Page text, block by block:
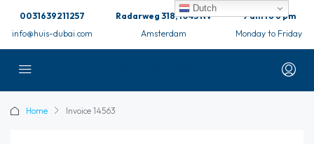
0031639211257
info@huis-dubai.com
Radarweg 318, 1043 NV
Amsterdam
9 am to 6 pm
Monday to Friday
Home Invoice 14563
Dutch